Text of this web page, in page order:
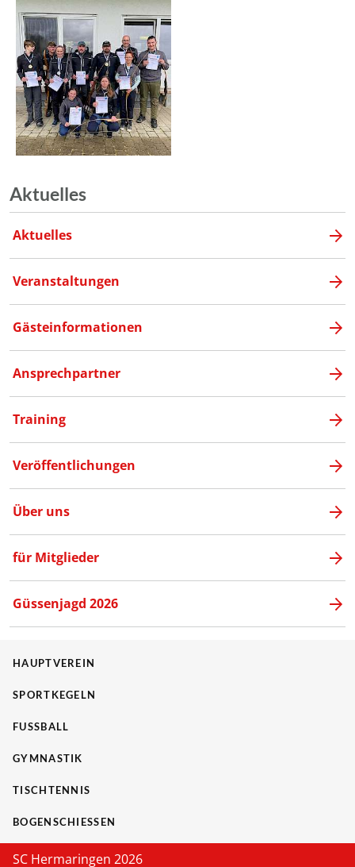
Aktuelles
Aktuelles
Veranstaltungen
Gästeinformationen
Ansprechpartner
Training
Veröffentlichungen
Über uns
für Mitglieder
Güssenjagd 2026
HAUPTVEREIN
SPORTKEGELN
FUSSBALL
GYMNASTIK
TISCHTENNIS
BOGENSCHIESSEN
SC Hermaringen 2026